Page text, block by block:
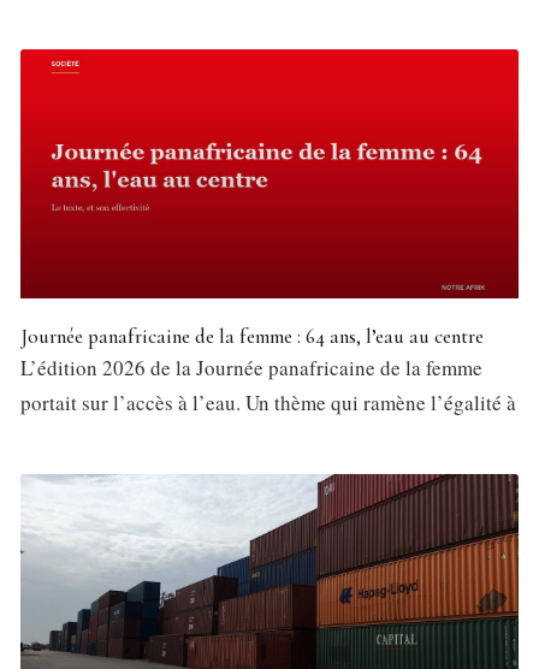
Journée panafricaine de la femme : 64 ans, l’eau au centre
L’édition 2026 de la Journée panafricaine de la femme
portait sur l’accès à l’eau. Un thème qui ramène l’égalité à